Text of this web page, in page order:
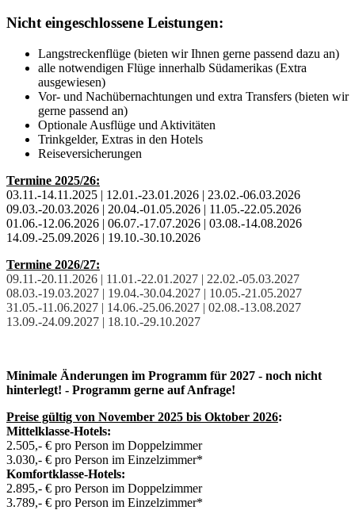
Nicht eingeschlossene Leistungen:
Langstreckenflüge (bieten wir Ihnen gerne passend dazu an)
alle notwendigen Flüge innerhalb Südamerikas (Extra
ausgewiesen)
Vor- und Nachübernachtungen und extra Transfers (bieten wir
gerne passend an)
Optionale Ausflüge und Aktivitäten
Trinkgelder, Extras in den Hotels
Reiseversicherungen
Termine 2025/26:
03.11.-14.11.2025 | 12.01.-23.01.2026 | 23.02.-06.03.2026
09.03.-20.03.2026 | 20.04.-01.05.2026 | 11.05.-22.05.2026
01.06.-12.06.2026 | 06.07.-17.07.2026 | 03.08.-14.08.2026
14.09.-25.09.2026 | 19.10.-30.10.2026
Termine 2026/27:
09.11.-20.11.2026 | 11.01.-22.01.2027 | 22.02.-05.03.2027
08.03.-19.03.2027 | 19.04.-30.04.2027 | 10.05.-21.05.2027
31.05.-11.06.2027 | 14.06.-25.06.2027 | 02.08.-13.08.2027
13.09.-24.09.2027 | 18.10.-29.10.2027
Minimale Änderungen im Programm für 2027 - noch nicht
hinterlegt! - Programm gerne auf Anfrage!
Preise gültig von November 2025 bis Oktober 2026:
Mittelklasse-Hotels:
2.505,- € pro Person im Doppelzimmer
3.030,- € pro Person im Einzelzimmer*
Komfortklasse-Hotels:
2.895,- € pro Person im Doppelzimmer
3.789,- € pro Person im Einzelzimmer*